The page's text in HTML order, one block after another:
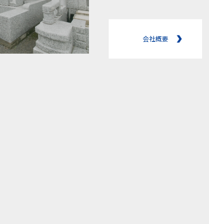
会社概要